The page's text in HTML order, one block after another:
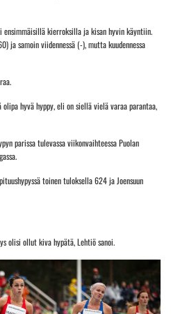
kierroksilla ja kisan hyvin käyntiin.
ja samoin viidennessä (-), mutta kuudennessa
hyvä hyppy, eli on siellä vielä varaa parantaa,
parissa tulevassa viikonvaihteessa Puolan
toinen tuloksella 624 ja Joensuun
olisi ollut kiva hypätä, Lehtiö sanoi.